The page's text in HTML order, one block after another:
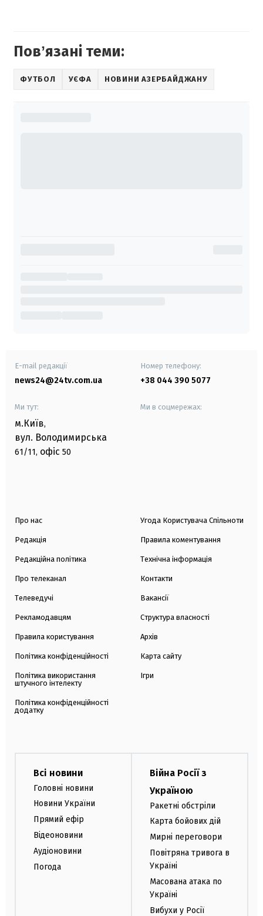
Повʼязані теми:
ФУТБОЛ УЄФА НОВИНИ АЗЕРБАЙДЖАНУ
E-mail редакції
news24@24tv.com.ua
Номер телефону:
+38 044 390 5077
Ми тут:
м.Київ,
вул. Володимирська
61/11, офіс 50
Ми в соцмережах:
Про нас
Редакція
Редакційна політика
Про телеканал
Телеведучі
Рекламодавцям
Правила користування
Політика конфіденційності
Політика використання
штучного інтелекту
Політика конфіденційності
додатку
Угода Користувача Спільноти
Правила коментування
Технічна інформація
Контакти
Вакансії
Структура власності
Архів
Карта сайту
Ігри
Всі новини
Головні новини
Новини України
Прямий ефір
Відеоновини
Аудіоновини
Погода
Війна Росії з
Україною
Ракетні обстріли
Карта бойових дій
Мирні переговори
Повітряна тривога в
Україні
Масована атака по
Україні
Вибухи у Росії